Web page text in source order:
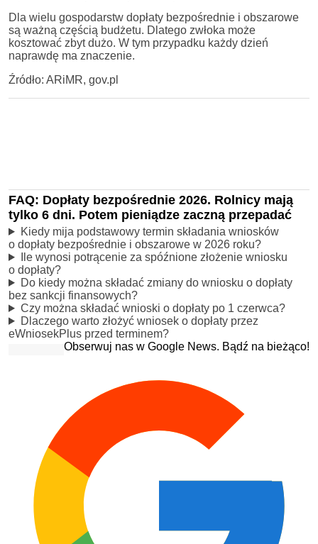
Dla wielu gospodarstw dopłaty bezpośrednie i obszarowe
są ważną częścią budżetu. Dlatego zwłoka może
kosztować zbyt dużo. W tym przypadku każdy dzień
naprawdę ma znaczenie.
Źródło: ARiMR, gov.pl
FAQ: Dopłaty bezpośrednie 2026. Rolnicy mają
tylko 6 dni. Potem pieniądze zaczną przepadać
Kiedy mija podstawowy termin składania wniosków
o dopłaty bezpośrednie i obszarowe w 2026 roku?
Ile wynosi potrącenie za spóźnione złożenie wniosku
o dopłaty?
Do kiedy można składać zmiany do wniosku o dopłaty
bez sankcji finansowych?
Czy można składać wnioski o dopłaty po 1 czerwca?
Dlaczego warto złożyć wniosek o dopłaty przez
eWniosekPlus przed terminem?
Obserwuj nas w Google News. Bądź na bieżąco!